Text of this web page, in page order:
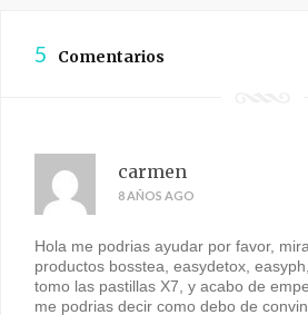
5 Comentarios
carmen
8 AÑOS AGO
Hola me podrias ayudar por favor,
productos bosstea, easydetox,
tomo las pastillas X7, y acabo de
me podrias decir como debo de